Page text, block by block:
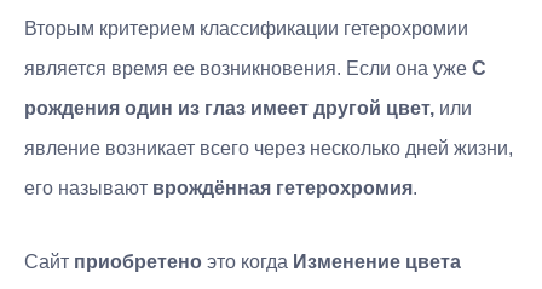
Вторым критерием классификации гетерохромии
является время ее возникновения. Если она уже С
рождения один из глаз имеет другой цвет, или
явление возникает всего через несколько дней жизни,
его называют врождённая гетерохромия.
Сайт приобретено это когда Изменение цвета